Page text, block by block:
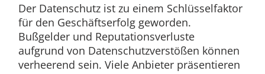
Der Datenschutz ist zu einem Schlüsselfaktor
für den Geschäftserfolg geworden.
Bußgelder und Reputationsverluste
aufgrund von Datenschutzverstößen können
verheerend sein. Viele Anbieter präsentieren